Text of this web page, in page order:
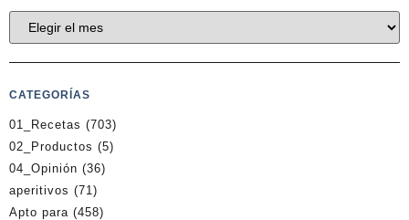
CATEGORÍAS
01_Recetas (703)
02_Productos (5)
04_Opinión (36)
aperitivos (71)
Apto para (458)